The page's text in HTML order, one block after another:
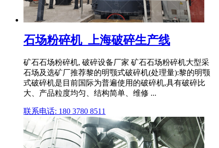
石场粉碎机_上海破碎生产线
矿石石场粉碎机, 破碎设备厂家 矿石石场粉碎机大型采
石场及选矿厂推荐黎的明颚式破碎机(处理量):黎的明颚
式破碎机是目前国际为普遍使用的破碎机,具有破碎比
大、产品粒度均匀、结构简单、维修 ...
联系电话: 180 3780 8511